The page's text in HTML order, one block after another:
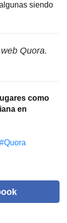
siendo
Quora.
como
en
#Quora